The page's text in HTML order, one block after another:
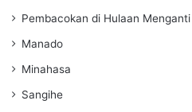
Pembacokan di Hulaan Menganti
Manado
Minahasa
Sangihe